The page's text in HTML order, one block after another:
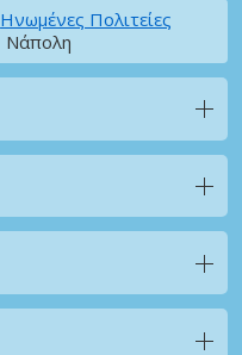
Ηνωμένες Πολιτείες
Νάπολη